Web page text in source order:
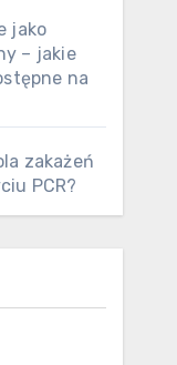
jako
– jakie
na
zakażeń
PCR?